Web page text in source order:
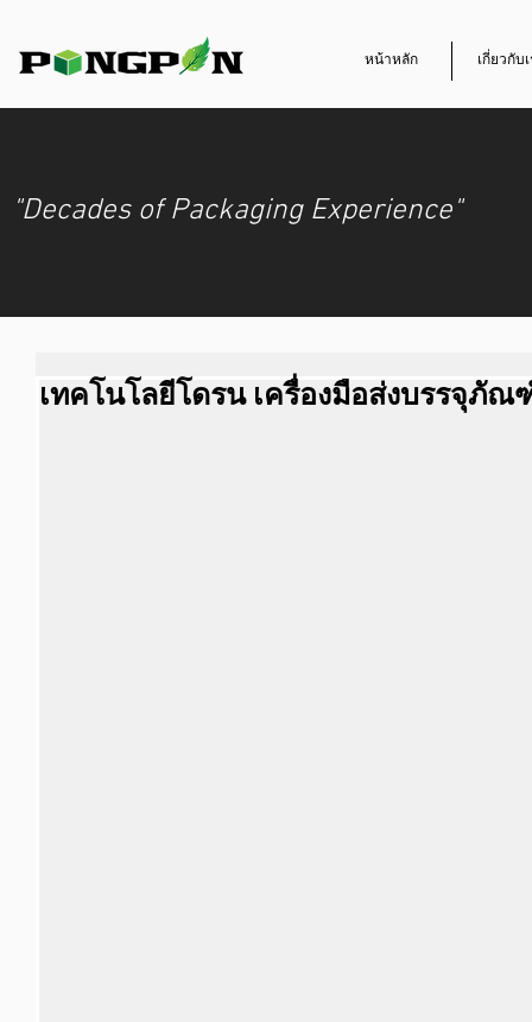
หน้าหลัก เกี่ยวกับ
"Decades of Packaging Experience"
เทคโนโลยีโดรน เครื่องมือส่งบรรจุภั